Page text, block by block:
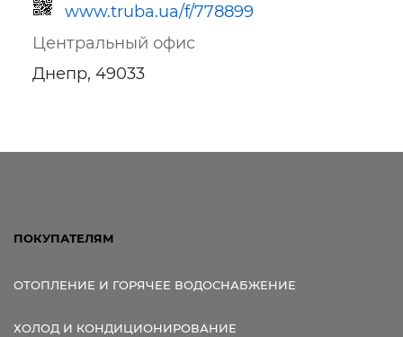
www.truba.ua/f/778899
Центральный офис
Днепр, 49033
ПОКУПАТЕЛЯМ
ОТОПЛЕНИЕ И ГОРЯЧЕЕ ВОДОСНАБЖЕНИЕ
ХОЛОД И КОНДИЦИОНИРОВАНИЕ